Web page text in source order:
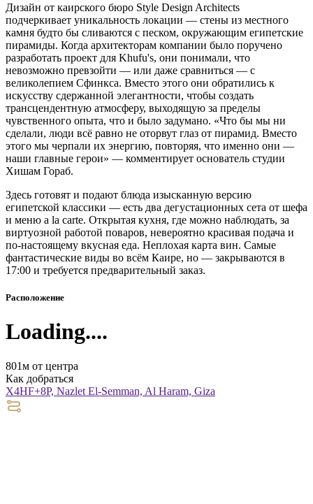
Дизайн от каирского бюро Style Design Architects
подчеркивает уникальность локации — стены из местного
камня будто бы сливаются с песком, окружающим египетские
пирамиды. Когда архитекторам компании было поручено
разработать проект для Khufu's, они понимали, что
невозможно превзойти — или даже сравниться — с
великолепием Сфинкса. Вместо этого они обратились к
искусству сдержанной элегантности, чтобы создать
трансцендентную атмосферу, выходящую за пределы
чувственного опыта, что и было задумано. «Что бы мы ни
сделали, люди всё равно не оторвут глаз от пирамид. Вместо
этого мы черпали их энергию, повторяя, что именно они —
наши главные герои» — комментирует основатель студии
Хишам Гораб.
Здесь готовят и подают блюда изысканную версию
египетской классики — есть два дегустационных сета от шефа
и меню a la carte. Открытая кухня, где можно наблюдать, за
виртуозной работой поваров, невероятно красивая подача и
по-настоящему вкусная еда. Неплохая карта вин. Самые
фантастические виды во всём Каире, но — закрываются в
17:00 и требуется предварительный заказ.
Расположение
Loading....
801м от центра
Как добраться
X4HF+8P, Nazlet El-Semman, Al Haram, Giza